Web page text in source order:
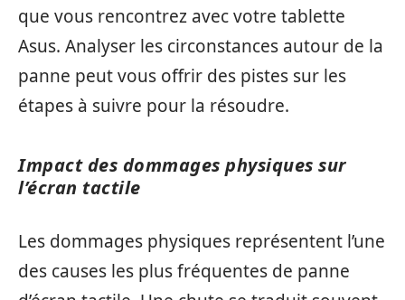
que vous rencontrez avec votre tablette
Asus. Analyser les circonstances autour de la
panne peut vous offrir des pistes sur les
étapes à suivre pour la résoudre.
Impact des dommages physiques sur
l’écran tactile
Les dommages physiques représentent l’une
des causes les plus fréquentes de panne